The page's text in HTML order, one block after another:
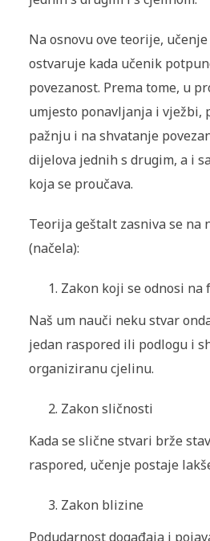
Na osnovu ove teorije,
ostvaruje kada učenik
povezanost. Prema tome, u
umjesto ponavljanja i vježbi,
pažnju i na shvatanje
dijelova jednih s drugim, a i
koja se proučava.
Teorija geštalt zasniva se na
(načela):
Zakon koji se odnosi
Naš um nauči neku stvar
jedan raspored ili podlogu i
organiziranu cjelinu.
Zakon sličnosti
Kada se slične stvari brže
raspored, učenje postaje
Zakon blizine
Podudarnost događaja i